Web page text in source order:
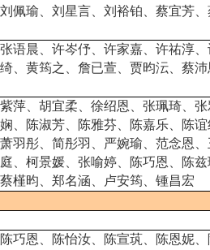
佩瑜、刘星言、刘裕铂、蔡宜芳
语晨、许岑伃、许家嘉、许祐淳
、黄筠之、詹已萱、贾昀沄、蔡沛
萍、胡宜柔、徐绍恩、张珮琦、张
、陈淑芳、陈雅芬、陈嘉乐、陈谊
羽彤、简彤羽、严婉瑜、范念恩、
、柯景媛、张喻婷、陈巧恩、陈兹
槿昀、郑名涵、卢安筠、锺昌宏
巧恩、陈怡汝、陈宣茿、陈恩妮